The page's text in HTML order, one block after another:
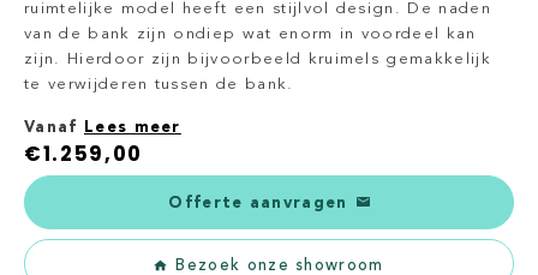
ruimtelijke model heeft een stijlvol design. De naden
van de bank zijn ondiep wat enorm in voordeel kan
zijn. Hierdoor zijn bijvoorbeeld kruimels gemakkelijk
te verwijderen tussen de bank.
Vanaf Lees meer
€1.259,00
Offerte aanvragen
Bezoek onze showroom